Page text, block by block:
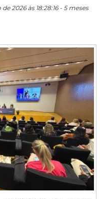
2026 às 18:28:16 - 5 meses